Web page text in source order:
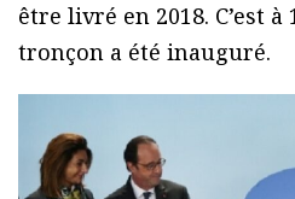
être livré en 2018. C’est
tronçon a été inauguré.